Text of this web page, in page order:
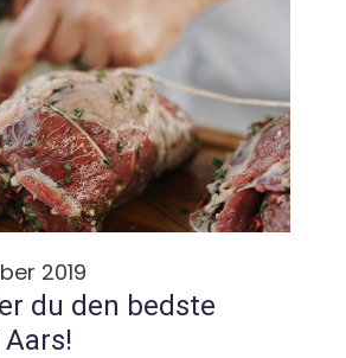
2019
du den bedste